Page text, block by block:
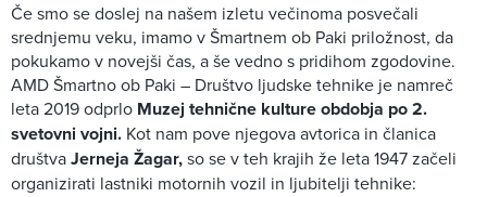
Če smo se doslej na našem izletu večinoma posvečali
srednjemu veku, imamo v Šmartnem ob Paki priložnost, da
pokukamo v novejši čas, a še vedno s pridihom zgodovine.
AMD Šmartno ob Paki – Društvo ljudske tehnike je namreč
leta 2019 odprlo Muzej tehnične kulture obdobja po 2.
svetovni vojni. Kot nam pove njegova avtorica in članica
društvaJerneja Žagar,so se v teh krajih že leta 1947 začeli
organizirati lastniki motornih vozil in ljubitelji tehnike: